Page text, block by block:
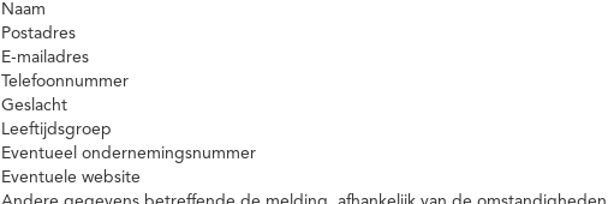
Naam
Postadres
E-mailadres
Telefoonnummer
Geslacht
Leeftijdsgroep
Eventueel ondernemingsnummer
Eventuele website